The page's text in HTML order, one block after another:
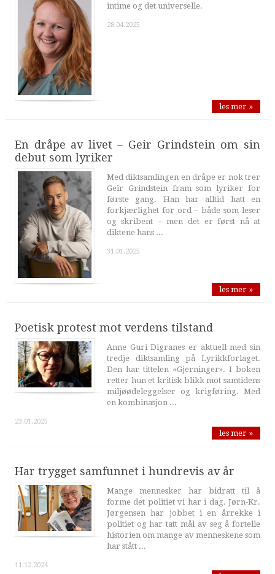
intime og det universelle.
28.04.2025
les mer »
En dråpe av livet – Geir Grindstein om sin
debut som lyriker
Med diktsamlingen en dråpe er nok trer
Geir Grindstein fram som lyriker for
første gang. Han har alltid hatt en
forkjærlighet for ord – både som leser
og skribent – men det er først nå at
diktene hans ...
31.01.2025
les mer »
Poetisk protest mot verdens tilstand
Anne Guri Digranes er aktuell med sin
tredje diktsamling på Lyrikkforlaget.
Den har tittelen «Gjerninger». I boken
retter hun et kritisk blikk mot samtidens
miljøødeleggelser og krigføring. Med
en kombinasjon ...
23.01.2025
les mer »
Har trygget samfunnet i hundrevis av år
Mange mennesker har bidratt til å
forme det politiet vi har i dag. Jørn-Kr.
Jørgensen har jobbet i en årrekke i
politiet og har tatt mål av seg å fortelle
historien om mange av menneskene som
har stått ...
11.12.2024